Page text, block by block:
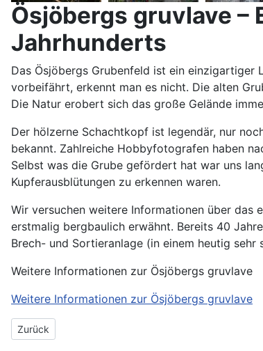
Ösjöbergs gruvlave –
Jahrhunderts
Das Ösjöbergs Grubenfeld ist ein einzigartiger
vorbeifährt, erkennt man es nicht. Die alten
Die Natur erobert sich das große Gelände
Der hölzerne Schachtkopf ist legendär, nur
bekannt. Zahlreiche Hobbyfotografen haben
Selbst was die Grube gefördert hat war uns
Kupferausblütungen zu erkennen waren.
Wir versuchen weitere Informationen über das
erstmalig bergbaulich erwähnt. Bereits 40
Brech- und Sortieranlage (in einem heutig
Weitere Informationen zur Ösjöbergs gruvlave
Weitere Informationen zur Ösjöbergs gruvlave
Vorheriger Beitrag: Gammla Blötberget gruva
Zurück